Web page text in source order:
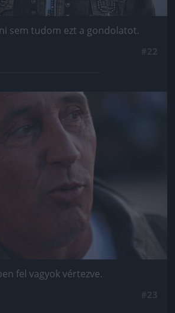
sem tudom ezt a gondolatot.
Jön még kép!
fel vagyok vértezve.